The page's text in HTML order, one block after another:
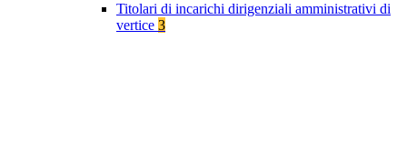
Titolari di incarichi dirigenziali amministrativi di
vertice 3